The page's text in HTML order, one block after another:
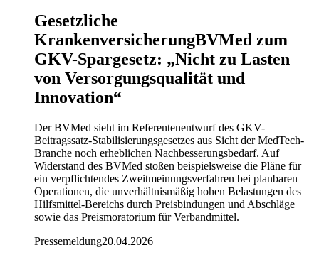
Gesetzliche
KrankenversicherungBVMed zum
GKV-Spargesetz: „Nicht zu Lasten
von Versorgungsqualität und
Innovation“
Der BVMed sieht im Referentenentwurf des GKV-
Beitragssatz-Stabilisierungsgesetzes aus Sicht der MedTech-
Branche noch erheblichen Nachbesserungsbedarf. Auf
Widerstand des BVMed stoßen beispielsweise die Pläne für
ein verpflichtendes Zweitmeinungsverfahren bei planbaren
Operationen, die unverhältnismäßig hohen Belastungen des
Hilfsmittel-Bereichs durch Preisbindungen und Abschläge
sowie das Preismoratorium für Verbandmittel.
Pressemeldung20.04.2026